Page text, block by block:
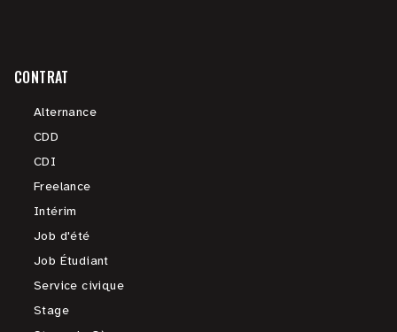
CONTRAT
Alternance
CDD
CDI
Freelance
Intérim
Job d'été
Job Étudiant
Service civique
Stage